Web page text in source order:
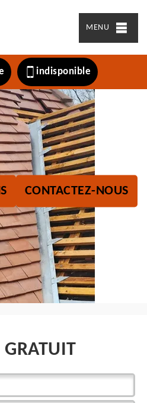
MENU
indisponible
CONTACTEZ-NOUS
GRATUIT